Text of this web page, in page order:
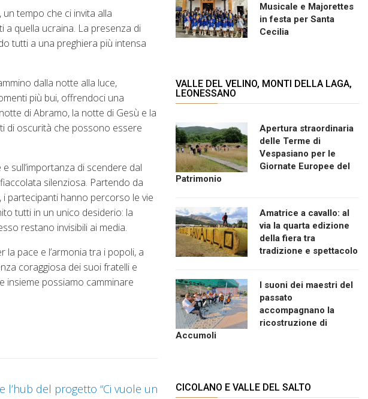
tempo che ci invita alla
a quella ucraina. La presenza di
tutti a una preghiera più intensa
dalla notte alla luce,
più bui, offrendoci una
di Abramo, la notte di Gesù e la
di oscurità che possono essere
sull’importanza di scendere dal
silenziosa. Partendo da
partecipanti hanno percorso le vie
tutti in un unico desiderio: la
restano invisibili ai media.
pace e l’armonia tra i popoli, a
coraggiosa dei suoi fratelli e
insieme possiamo camminare
l’hub del progetto “Ci vuole un
Musicale e Majorettes
in festa per Santa
Cecilia
VALLE DEL VELINO, MONTI DELLA LAGA,
LEONESSANO
Apertura straordinaria
delle Terme di
Vespasiano per le
Giornate Europee del
Patrimonio
Amatrice a cavallo: al
via la quarta edizione
della fiera tra
tradizione e spettacolo
I suoni dei maestri del
passato
accompagnano la
ricostruzione di
Accumoli
CICOLANO E VALLE DEL SALTO